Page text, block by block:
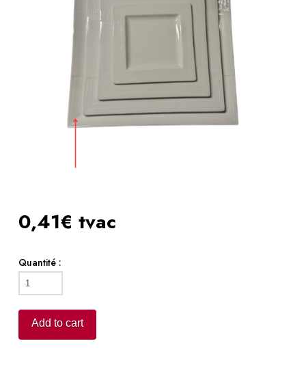
0,41€ tvac
Quantité :
Assiette
carrée
blanche
30cm
Add to cart